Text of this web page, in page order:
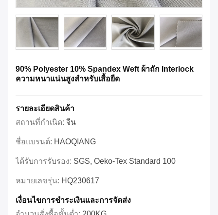
90% Polyester 10% Spandex Weft ผ้าถัก Interlock
ความหนาแน่นสูงสำหรับเสื้อยืด
รายละเอียดสินค้า
สถานที่กำเนิด: จีน
ชื่อแบรนด์: HAOQIANG
ได้รับการรับรอง: SGS, Oeko-Tex Standard 100
หมายเลขรุ่น: HQ230617
เงื่อนไขการชำระเงินและการจัดส่ง